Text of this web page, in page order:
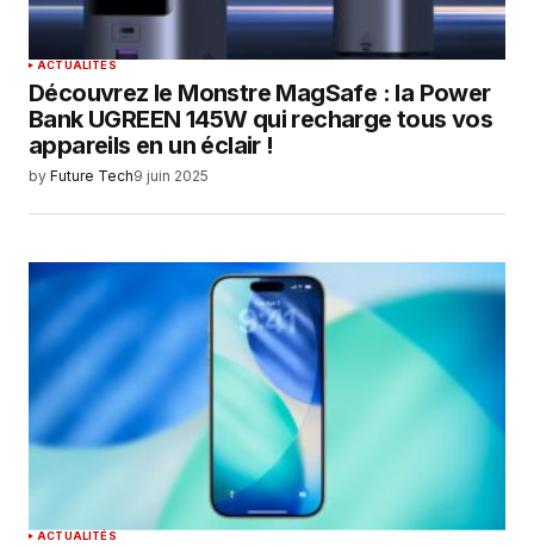
ACTUALITÉS
Découvrez le Monstre MagSafe : la Power
Bank UGREEN 145W qui recharge tous vos
appareils en un éclair !
by Future Tech9 juin 2025
ACTUALITÉS